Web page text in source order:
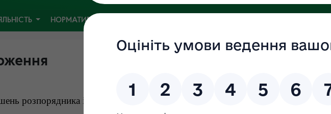
НОРМАТИВНА БАЗА
розпорядника інформації або бездіяльності